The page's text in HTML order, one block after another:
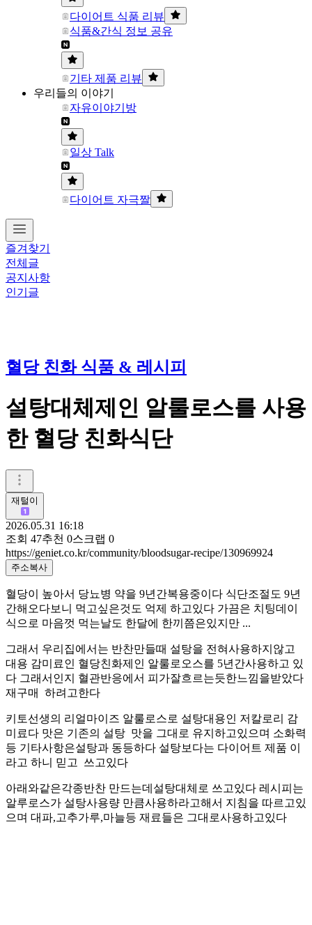
다이어트 식품 리뷰
식품&간식 정보 공유
기타 제품 리뷰
우리들의 이야기
자유이야기방
일상 Talk
다이어트 자극짤
즐겨찾기
전체글
공지사항
인기글
혈당 친화 식품 & 레시피
설탕대체제인 알룰로스를 사용
한 혈당 친화식단
재털이
2026.05.31 16:18
조회 47추천 0스크랩 0
https://geniet.co.kr/community/bloodsugar-recipe/130969924
주소복사
혈당이 높아서 당뇨병 약을 9년간복용중이다 식단조절도 9년
간해오다보니 먹고싶은것도 억제 하고있다 가끔은 치팅데이
식으로 마음껏 먹는날도 한달에 한끼쯤은있지만 ...
그래서 우리집에서는 반찬만들때 설탕을 전혀사용하지않고
대용 감미료인 혈당친화제인 알룰로오스를 5년간사용하고 있
다 그래서인지 혈관반응에서 피가잘흐르는듯한느낌을받았다
재구매 하려고한다
키토선생의 리얼마이즈 알룰로스로 설탕대용인 저칼로리 감
미료다 맛은 기존의 설탕 맛을 그대로 유지하고있으며 소화력
등 기타사항은설탕과 동등하다 설탕보다는 다이어트 제품 이
라고 하니 믿고 쓰고있다
아래와같은각종반찬 만드는데설탕대체로 쓰고있다 레시피는
알루로스가 설탕사용량 만큼사용하라고해서 지침을 따르고있
으며 대파,고추가루,마늘등 재료들은 그대로사용하고있다